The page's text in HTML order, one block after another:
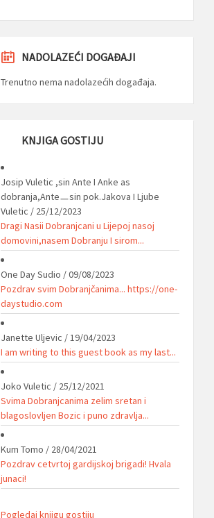
NADOLAZEĆI DOGAĐAJI
Trenutno nema nadolazećih događaja.
KNJIGA GOSTIJU
Josip Vuletic ,sin Ante I Anke as
dobranja,Anteㅡsin pok.Jakova I Ljube
Vuletic / 25/12/2023
Dragi Nasii Dobranjcani u Lijepoj nasoj
domovini,nasem Dobranju I sirom...
One Day Sudio /09/08/2023
Pozdrav svim Dobranjčanima... https://one-
daystudio.com
Janette Uljevic /19/04/2023
I am writing to this guest book as my last...
Joko Vuletic / 25/12/2021
Svima Dobranjcanima zelim sretan i
blagoslovljen Bozic i puno zdravlja...
Kum Tomo / 28/04/2021
Pozdrav cetvrtoj gardijskoj brigadi! Hvala
junaci!
Pogledaj knjigu gostiju